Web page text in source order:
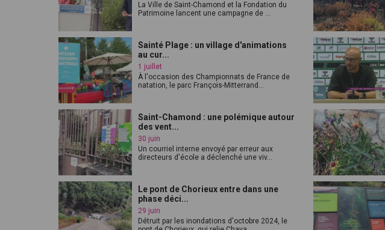
La Ville de Saint-Chamond et la Fondation du
Patrimoine lancent une campagne de ...
Sainté Plage : un village d'animations
au cur...
1 juillet
À l'occasion des Championnats de France de
natation, le parc François-Mitterrand...
Saint-Chamond : une polémique autour
des vent...
30 juin
Un courriel interne envoyé par erreur aux
directeurs d'école a déclenché une viv...
Le pont de Chorieux entre dans une
phase déci...
29 juin
Détruit par les inondations d'octobre 2024, le